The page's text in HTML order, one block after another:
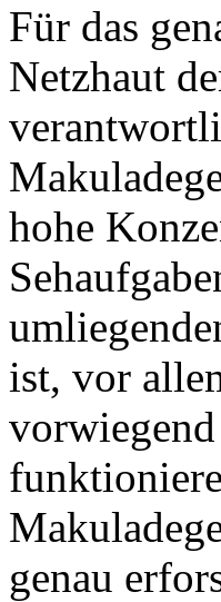
Für das
Netzhaut
hohe
ist, vor
genau